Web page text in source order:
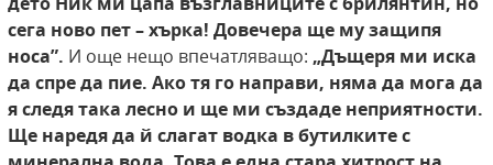
сега ново пет – хърка! Довечера ще му защипя
носа”. И още нещо впечатляващо: „Дъщеря ми иска
да спре да пие. Ако тя го направи, няма да мога да
я следя така лесно и ще ми създаде неприятности.
Ще наредя да й слагат водка в бутилките с